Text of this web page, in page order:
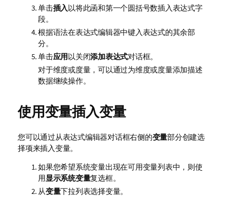
单击插入以将此函和第一个圆括号数插入表达式字
段。
根据语法在表达式编辑器中键入表达式的其余部
分。
单击应用以关闭添加表达式对话框。
对于维度或度量，可以通过为维度或度量添加描述
数据继续操作。
使用变量插入变量
您可以通过从表达式编辑器对话框右侧的变量部分创建选
择项来插入变量。
如果您希望系统变量出现在可用变量列表中，则使
用显示系统变量复选框。
从变量下拉列表选择变量。